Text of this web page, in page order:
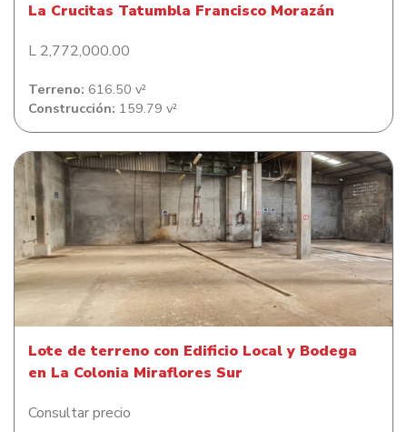
La Crucitas Tatumbla Francisco Morazán
L 2,772,000.00
Terreno: 616.50 v²
Construcción: 159.79 v²
Lote de terreno con Edificio Local y Bodega en La
Colonia Miraflores Sur
Lote de terreno con Edificio Local y Bodega
en La Colonia Miraflores Sur
Consultar precio